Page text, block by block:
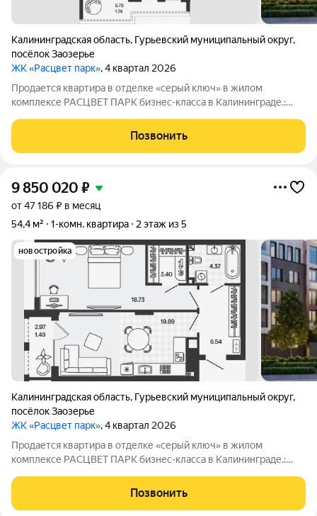
Калининградская область, Гурьевский муниципальный округ,
посёлок Заозерье
ЖК «Расцвет парк», 4 квартал 2026
Продается квартира в отделке «серый ключ» в жилом
комплексе РАСЦВЕТ ПАРК бизнес-класса в Калининграде.:
Виды на озеро и природу благодаря панорамному остеклению.
Продуманная
Позвонить
9 850 020 ₽
от 47 186 ₽ в месяц
54,4 м²
1-комн. квартира 2 этаж из 5
новостройка
Калининградская область, Гурьевский муниципальный округ,
посёлок Заозерье
ЖК «Расцвет парк», 4 квартал 2026
Продается квартира в отделке «серый ключ» в жилом
комплексе РАСЦВЕТ ПАРК бизнес-класса в Калининграде.:
Виды на озеро и природу благодаря панорамному остеклению.
Продуманная
Позвонить